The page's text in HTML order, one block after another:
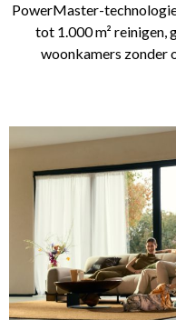
PowerMaster-
tot 1.000 m² reinigen,
woonkamers zonder